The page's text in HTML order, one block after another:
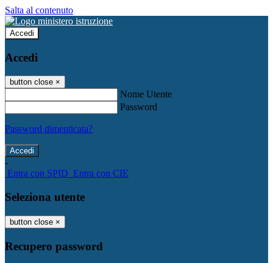
Salta al contenuto
Accedi
Accedi
button close ×
Nome Utente
Password
Password dimenticata?
-
Entra con SPID Entra con CIE
Seleziona utente
button close ×
Recupero password